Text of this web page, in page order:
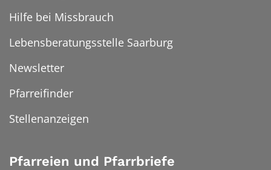
Hilfe bei Missbrauch
Lebensberatungsstelle Saarburg
Newsletter
Pfarreifinder
Stellenanzeigen
Pfarreien und Pfarrbriefe